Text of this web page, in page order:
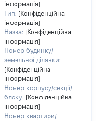
інформація]
Тип: [Конфіденційна
інформація]
Назва: [Конфіденційна
інформація]
Номер будинку/
земельної ділянки:
[Конфіденційна
інформація]
Номер корпусу/секції/
блоку: [Конфіденційна
інформація]
Номер квартири/